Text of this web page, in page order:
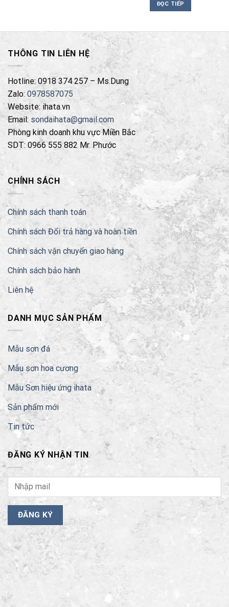
ĐỌC TIẾP
THÔNG TIN LIÊN HỆ
Hotline: 0918 374 257 – Ms.Dung
Zalo: 0978587075
Website: ihata.vn
Email: sondaihata@gmail.com
Phòng kinh doanh khu vực Miền Bắc
SDT: 0966 555 882 Mr. Phước
CHÍNH SÁCH
Chính sách thanh toán
Chính sách Đổi trả hàng và hoàn tiền
Chính sách vận chuyển giao hàng
Chính sách bảo hành
Liên hệ
DANH MỤC SẢN PHẨM
Mẫu sơn đá
Mẫu sơn hoa cương
Mẫu Sơn hiệu ứng ihata
Sản phẩm mới
Tin tức
ĐĂNG KÝ NHẬN TIN